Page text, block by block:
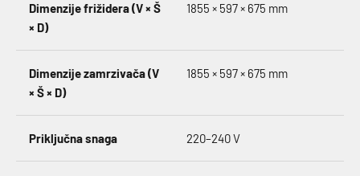
Dimenzije frižidera (V × Š
× D)
1855 × 597 × 675 mm
Dimenzije zamrzivača (V
× Š × D)
1855 × 597 × 675 mm
Priključna snaga 220–240 V